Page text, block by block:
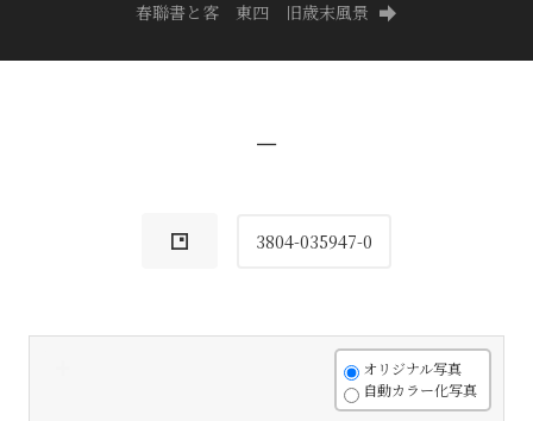
春聯書と客 東四 旧歳末風景
−
3804-035947-0
オリジナル写真
自動カラー化写真